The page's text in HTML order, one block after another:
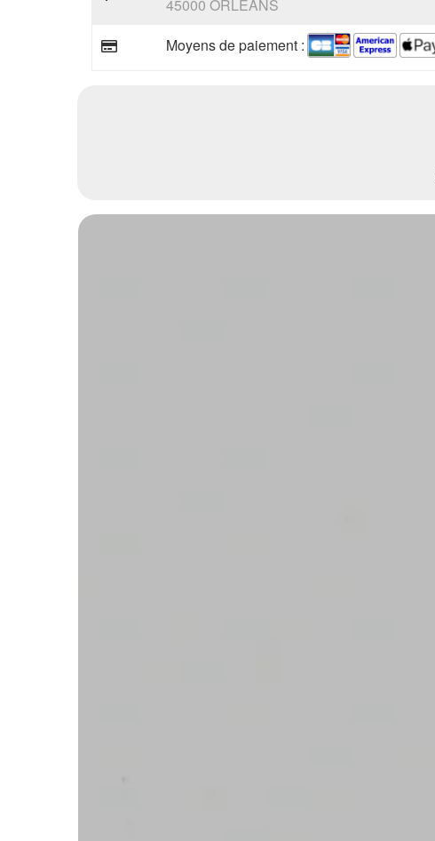
45000 ORLEANS
Moyens de paiement :